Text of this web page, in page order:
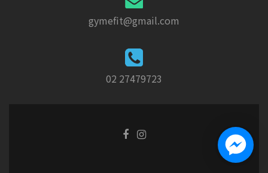
gymefit@gmail.com
02 27479723